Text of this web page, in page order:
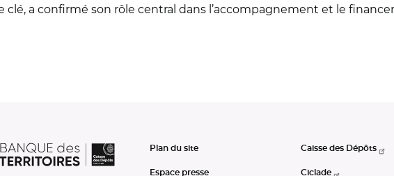
clé, a confirmé son rôle central dans l’accompagnement et le
Plan du site
Espace presse
Caisse des Dépôts
Ciclade